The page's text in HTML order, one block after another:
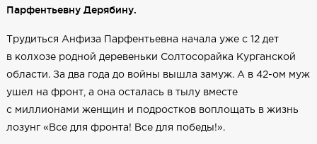
Парфентьевну Дерябину.
Трудиться Анфиза Парфентьевна начала уже с 12 дет
в колхозе родной деревеньки Солтосорайка Курганской
области. За два года до войны вышла замуж. А в 42-ом муж
ушел на фронт, а она осталась в тылу вместе
с миллионами женщин и подростков воплощать в жизнь
лозунг «Все для фронта! Все для победы!».